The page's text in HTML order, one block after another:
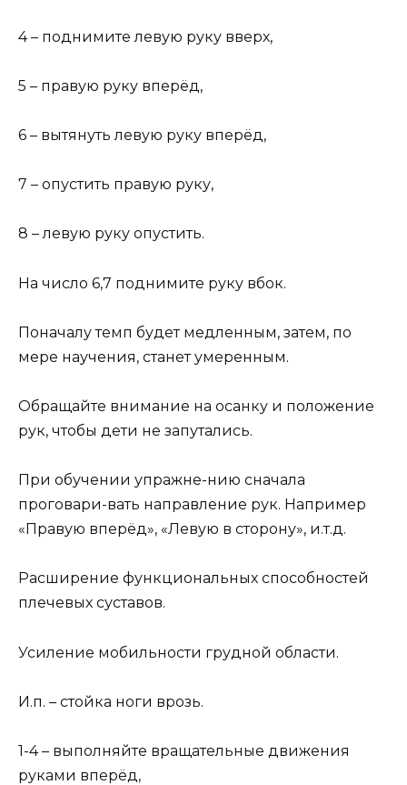
4 – поднимите левую руку вверх,
5 – правую руку вперёд,
6 – вытянуть левую руку вперёд,
7 – опустить правую руку,
8 – левую руку опустить.
На число 6,7 поднимите руку вбок.
Поначалу темп будет медленным, затем, по
мере научения, станет умеренным.
Обращайте внимание на осанку и положение
рук, чтобы дети не запутались.
При обучении упражне-нию сначала
проговари-вать направление рук. Например
«Правую вперёд», «Левую в сторону», и.т.д.
Расширение функциональных способностей
плечевых суставов.
Усиление мобильности грудной области.
И.п. – стойка ноги врозь.
1-4 – выполняйте вращательные движения
руками вперёд,